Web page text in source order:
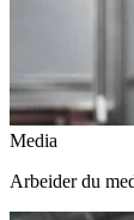
Media
Arbeider du